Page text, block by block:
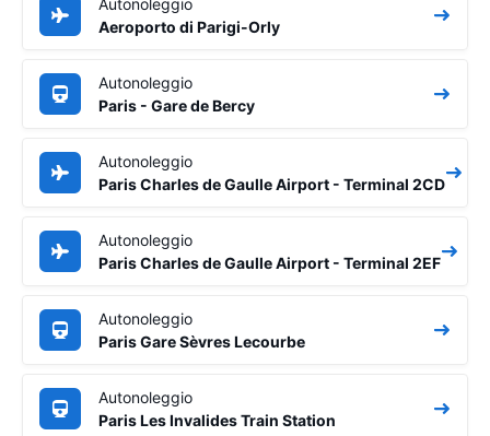
Autonoleggio
Aeroporto di Parigi-Orly
Autonoleggio
Paris - Gare de Bercy
Autonoleggio
Paris Charles de Gaulle Airport - Terminal 2CD
Autonoleggio
Paris Charles de Gaulle Airport - Terminal 2EF
Autonoleggio
Paris Gare Sèvres Lecourbe
Autonoleggio
Paris Les Invalides Train Station